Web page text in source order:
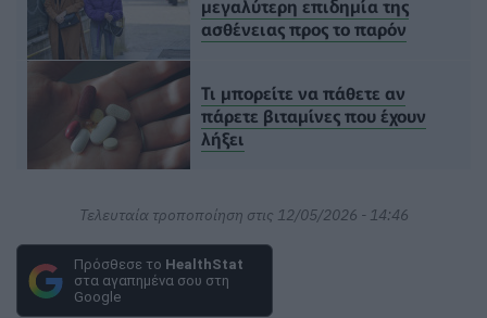
ασθένειας προς το παρόν
Τι μπορείτε να πάθετε αν
πάρετε βιταμίνες που έχουν
λήξει
Τελευταία τροποποίηση στις 12/05/2026 - 14:46
Πρόσθεσε το HealthStat
στα αγαπημένα σου στη
Google